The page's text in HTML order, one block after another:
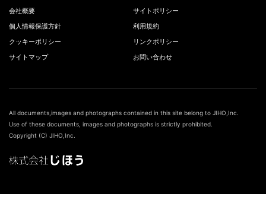
会社概要
サイトポリシー
個人情報保護方針
利用規約
クッキーポリシー
リンクポリシー
サイトマップ
お問い合わせ
All documents,images and photographs contained in this site belong to JIHO,Inc.
Use of these documents, images and photographs is strictly prohibited.
Copyright (C) JIHO,Inc.